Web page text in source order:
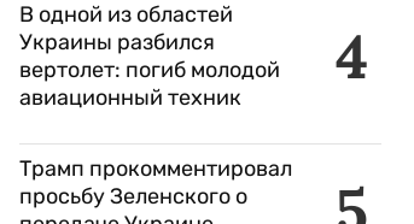
4
В одной из областей
Украины разбился
вертолет: погиб молодой
авиационный техник
Трамп прокомментировал
просьбу Зеленского о